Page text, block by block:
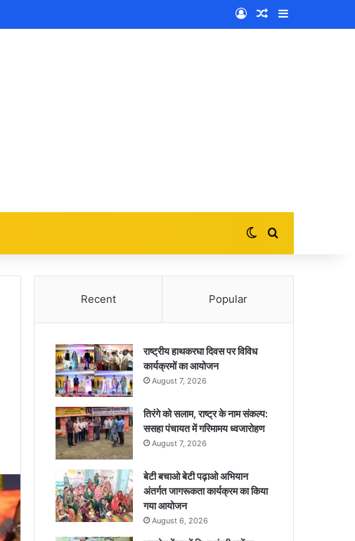
Log InRandom Article
Switch skin
Recent Popular
राष्ट्रीय हाथकरघा दिवस पर विविध
कार्यक्रमों का आयोजन
August 7, 2026
तिरंगे को सलाम, राष्ट्र के नाम संकल्प:
ससहा पंचायत में गरिमामय ध्वजारोहण
August 7, 2026
बेटी बचाओ बेटी पढ़ाओ अभियान
अंतर्गत जागरूकता कार्यक्रम का किया
गया आयोजन
August 6, 2026